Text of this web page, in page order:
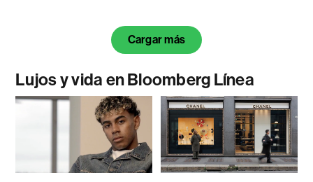
Cargar más
Lujos y vida en Bloomberg Línea